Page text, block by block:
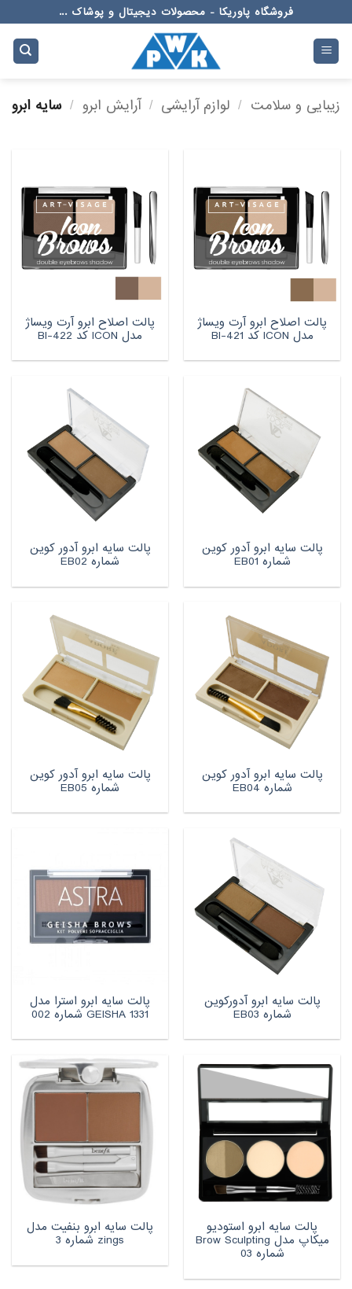
to
content
فروشگاه پاوریکا - محصولات دیجیتال و پوشاک ...
زیبایی و سلامت / لوازم آرایشی / آرایش ابرو / سایه ابرو
پالت اصلاح ابرو آرت ویساژ
مدل ICON کد BI-421
پالت اصلاح ابرو آرت ویساژ
مدل ICON کد BI-422
پالت سایه ابرو آدور کوین
شماره EB01
پالت سایه ابرو آدور کوین
شماره EB02
پالت سایه ابرو آدور کوین
شماره EB04
پالت سایه ابرو آدور کوین
شماره EB05
پالت سایه ابرو آدورکوین
شماره EB03
پالت سایه ابرو استرا مدل
GEISHA 1331 شماره 002
پالت سایه ابرو استودیو
میکاپ مدل Brow Sculpting
شماره 03
پالت سایه ابرو بنفیت مدل
zings شماره 3